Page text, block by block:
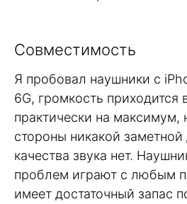
Совместимость
Я пробовал наушники с
6G, громкость приходится
практически на максимум,
стороны никакой заметной
качества звука нет.
проблем играют с любым
имеет достаточный запас